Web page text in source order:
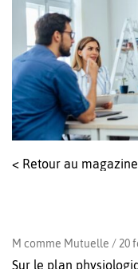
< Retour au magazine
M comme Mutuelle / 20
Sur le plan